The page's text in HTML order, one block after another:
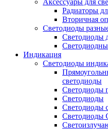
Радиаторы
Вторичная
Светодиоды
Светодиоды
Индикация
Светодиоды
светодиоды
Светодиоды
Светодиоды
Светодиоды
Светодиоды